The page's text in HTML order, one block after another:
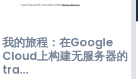
我的旅程：在Google
Cloud上构建无服务器的
tra...